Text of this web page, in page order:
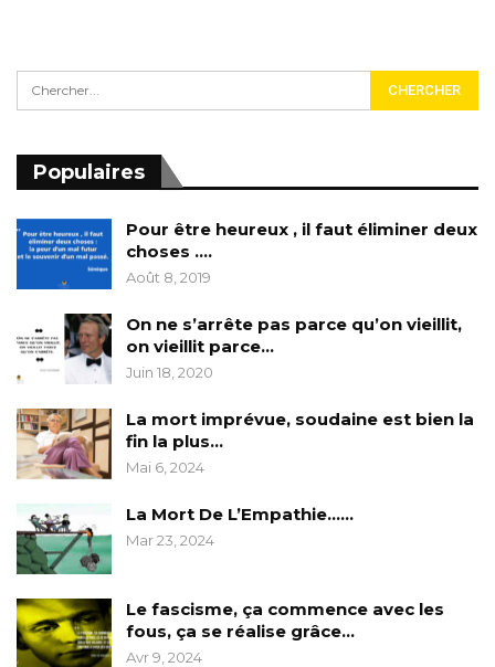
Populaires
Pour être heureux , il faut éliminer deux
choses ….
Août 8, 2019
On ne s’arrête pas parce qu’on vieillit,
on vieillit parce…
Juin 18, 2020
La mort imprévue, soudaine est bien la
fin la plus…
Mai 6, 2024
La Mort De L’Empathie……
Mar 23, 2024
Le fascisme, ça commence avec les
fous, ça se réalise grâce…
Avr 9, 2024